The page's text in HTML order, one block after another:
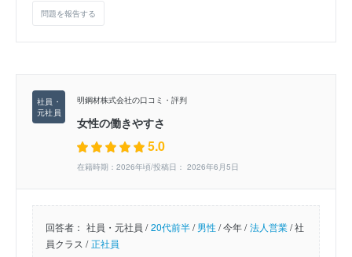
問題を報告する
明鋼材株式会社の口コミ・評判
女性の働きやすさ
5.0
在籍時期：2026年頃/投稿日： 2026年6月5日
回答者： 社員・元社員 / 20代前半/男性/今年 / 法人営業/社
員クラス / 正社員